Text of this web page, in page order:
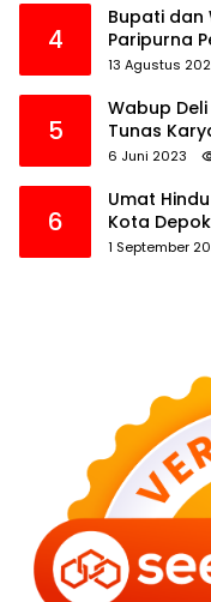
4
Bupati dan
Paripurna
13 Agustus
5
Wabup Deli
Tunas
6 Juni 2023
6
Umat
Kota
1 September